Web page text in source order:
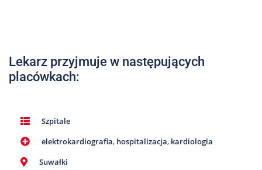
Galeria
801
302
Lekarz przyjmuje w następujących
placówkach:
Szpitale
elektrokardiografia, hospitalizacja, kardiologia
Suwałki